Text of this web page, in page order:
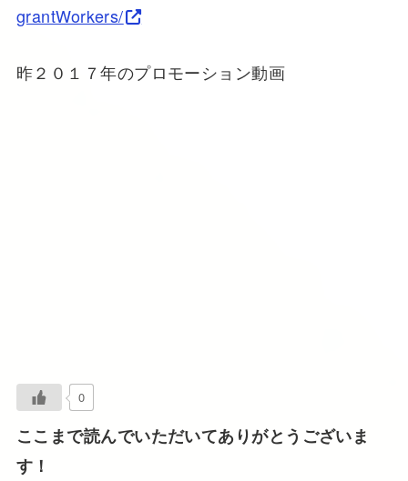
grantWorkers/
昨２０１７年のプロモーション動画
0
ここまで読んでいただいてありがとうございま
す！